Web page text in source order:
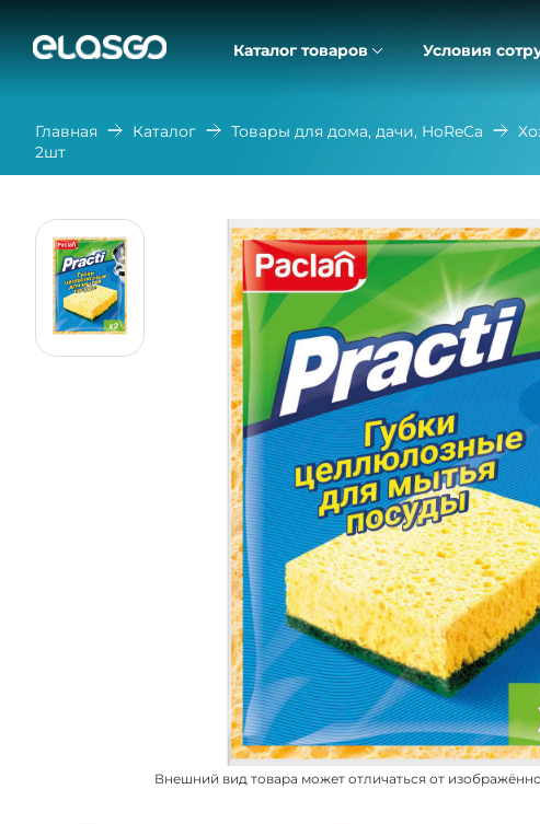
Каталог товаров Условия
Главная Каталог Товары для дома, дачи, HoReCa
2шт
Внешний вид товара может отличаться от